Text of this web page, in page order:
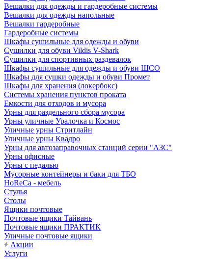
Вешалки для одежды и гардеробные системы
Вешалки для одежды напольные
Вешалки гардеробные
Гардеробные системы
Шкафы сушильные для одежды и обуви
Сушилки для обуви Vildis V-Shark
Сушилки для спортивных раздевалок
Шкафы сушильные для одежды и обуви ШСО
Шкафы для сушки одежды и обуви Промет
Шкафы для хранения (локербокс)
Системы хранения пунктов проката
Емкости для отходов и мусора
Урны для раздельного сбора мусора
Урны уличные Уралочка и Космос
Уличные урны Стритлайн
Уличные урны Квадро
Урны для автозаправочных станций серии "АЗС"
Урны офисные
Урны с педалью
Мусорные контейнеры и баки для ТБО
HoReCa - мебель
Стулья
Столы
Ящики почтовые
Почтовые ящики Тайвань
Почтовые ящики ПРАКТИК
Уличные почтовые ящики
Акции
Услуги